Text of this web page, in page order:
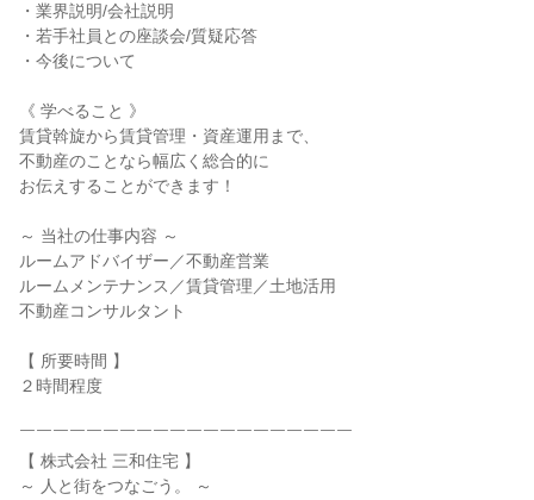
・業界説明/会社説明
・若手社員との座談会/質疑応答
・今後について
《 学べること 》
賃貸斡旋から賃貸管理・資産運用まで、
不動産のことなら幅広く総合的に
お伝えすることができます！
～ 当社の仕事内容 ～
ルームアドバイザー／不動産営業
ルームメンテナンス／賃貸管理／土地活用
不動産コンサルタント
【 所要時間 】
２時間程度
￣￣￣￣￣￣￣￣￣￣￣￣￣￣￣￣￣￣￣￣
【 株式会社 三和住宅 】
～ 人と街をつなごう。 ～